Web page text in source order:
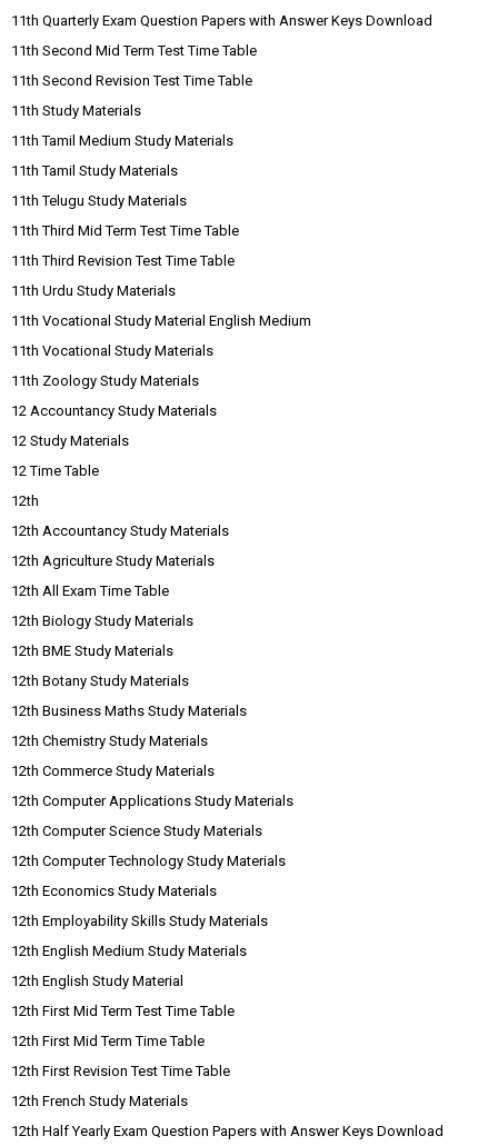
11th Quarterly Exam Question Papers with Answer Keys Download
11th Second Mid Term Test Time Table
11th Second Revision Test Time Table
11th Study Materials
11th Tamil Medium Study Materials
11th Tamil Study Materials
11th Telugu Study Materials
11th Third Mid Term Test Time Table
11th Third Revision Test Time Table
11th Urdu Study Materials
11th Vocational Study Material English Medium
11th Vocational Study Materials
11th Zoology Study Materials
12 Accountancy Study Materials
12 Study Materials
12 Time Table
12th
12th Accountancy Study Materials
12th Agriculture Study Materials
12th All Exam Time Table
12th Biology Study Materials
12th BME Study Materials
12th Botany Study Materials
12th Business Maths Study Materials
12th Chemistry Study Materials
12th Commerce Study Materials
12th Computer Applications Study Materials
12th Computer Science Study Materials
12th Computer Technology Study Materials
12th Economics Study Materials
12th Employability Skills Study Materials
12th English Medium Study Materials
12th English Study Material
12th First Mid Term Test Time Table
12th First Mid Term Time Table
12th First Revision Test Time Table
12th French Study Materials
12th Half Yearly Exam Question Papers with Answer Keys Download